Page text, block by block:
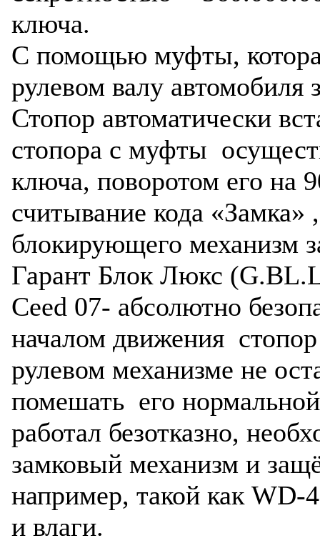
ключа.
С помощью муфты,
рулевом валу автомобиля
Стопор автоматически
стопора с муфты
ключа, поворотом его на
считывание кода «Замка»
блокирующего механизм
Гарант Блок Люкс
Ceed 07- абсолютно
началом движения
рулевом механизме не
помешать его
работал безотказно,
замковый механизм и
например, такой как WD-
и влаги.